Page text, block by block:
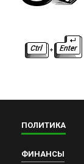
ПОЛИТИКА
ФИНАНСЫ